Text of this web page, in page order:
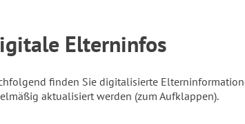
Elterninfos
finden Sie digitalisierte
aktualisiert werden (zum Aufklappen).